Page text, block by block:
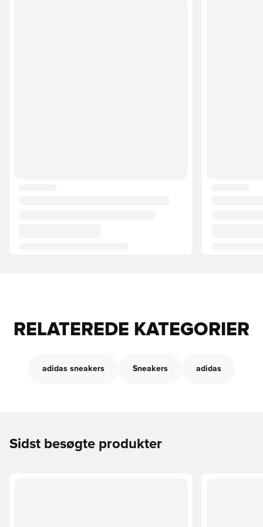
RELATEREDE KATEGORIER
adidas sneakers Sneakers adidas
Sidst besøgte produkter